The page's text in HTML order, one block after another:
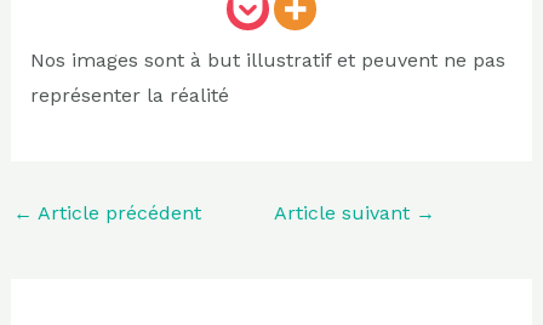
Nos images sont à but illustratif et peuvent ne pas
représenter la réalité
← Article précédent Article suivant →